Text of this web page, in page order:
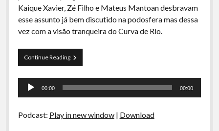
Preliminares
Kaique Xavier, Zé Filho e Mateus Mantoan desbravam
esse assunto já bem discutido na podosfera mas dessa
vez com a visão tranqueira do Curva de Rio.
Continue ReadingCurva
de
(?)
Tocador
00:00 00:00
Podcast: Play in new window| Download